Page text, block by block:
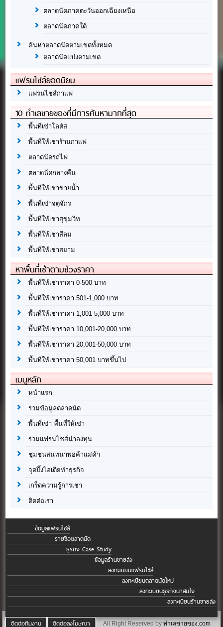
ตลาดนัดภาคตะวันออกเฉียงเหนือ
ตลาดนัดภาคใต้
ค้นหาตลาดนัดตามเขตทั้งหมด
ตลาดนัดแบ่งตามเขต
แฟรนไชส์ยอดนิยม
แฟรนไชส์กาแฟ
10 ทำเลขายของที่มีการค้นหามากที่สุด
พื้นที่เช่าโลตัส
พื้นที่ให้เช่าร้านกาแฟ
ตลาดนัดรถไฟ
ตลาดนัดกลางคืน
พื้นที่ให้เช่าขายน้ำ
พื้นที่เช่าจตุจักร
พื้นที่ให้เช่าสุขุมวิท
พื้นที่ให้เช่าสีลม
พื้นที่ให้เช่าสยาม
หาพื้นที่เช่าตามช่วงราคา
พื้นที่ให้เช่าราคา 0-500 บาท
พื้นที่ให้เช่าราคา 501-1,000 บาท
พื้นที่ให้เช่าราคา 1,001-5,000 บาท
พื้นที่ให้เช่าราคา 10,001-20,000 บาท
พื้นที่ให้เช่าราคา 20,001-50,000 บาท
พื้นที่ให้เช่าราคา 50,001 บาทขึ้นไป
เมนูหลัก
หน้าแรก
รวมข้อมูลตลาดนัด
พื้นที่เช่า พื้นที่ให้เช่า
รวมแฟรนไชส์น่าลงทุน
ชุมชนสนทนาพ่อค้าแม่ค้า
จุดปิ๊งไอเดียทำธุรกิจ
เกร็ดความรู้การเช่า
ติดต่อเรา
ข้อมูลแฟรนไชส์
รายชื่อตลาดนัด
ธุรกิจ Case Study
ข้อมูลร้านขายส่ง
ลงทะเบียนแฟรนไชส์
ลงทะเบียนตลาดนัดใหม่
ลงทะเบียนธุรกิจน่าสนใจ
ลงทะเบียนร้านขายส่ง
ติดต่อทีมงาน ติดต่อลงโฆษณา All Right Reserved by ทำเลขายของ.com